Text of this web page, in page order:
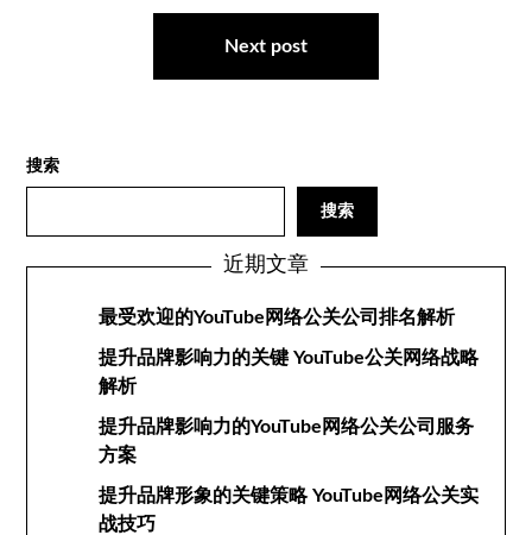
Next post
搜索
搜索
近期文章
最受欢迎的YouTube网络公关公司排名解析
提升品牌影响力的关键 YouTube公关网络战略
解析
提升品牌影响力的YouTube网络公关公司服务
方案
提升品牌形象的关键策略 YouTube网络公关实
战技巧